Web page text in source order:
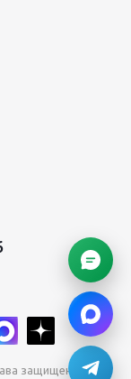
защищены.